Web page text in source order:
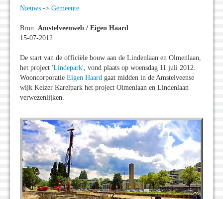
Nieuws -> Gemeente
Bron: Amstelveenweb / Eigen Haard
15-07-2012
De start van de officiële bouw aan de Lindenlaan en Olmenlaan,
het project 'Lindepark', vond plaats op woensdag 11 juli 2012.
Wooncorporatie Eigen Haard gaat midden in de Amstelveense
wijk Keizer Karelpark het project Olmenlaan en Lindenlaan
verwezenlijken.